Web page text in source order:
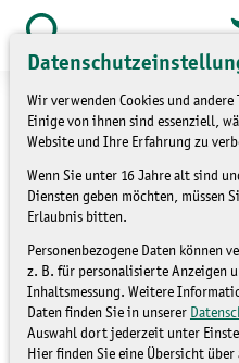
Wir verwenden Cookies und
Einige von ihnen sind essenziell,
Website und Ihre Erfahrung zu
Wenn Sie unter 16 Jahre alt sind
Diensten geben möchten, müssen
Erlaubnis bitten.
Personenbezogene Daten können
z. B. für personalisierte Anzeigen
Inhaltsmessung. Weitere
Daten finden Sie in unserer
Auswahl dort jederzeit unter
Hier finden Sie eine Übersicht
Zum
InhaltSuche
öffnen
Themen »
Ausstellung
komplett